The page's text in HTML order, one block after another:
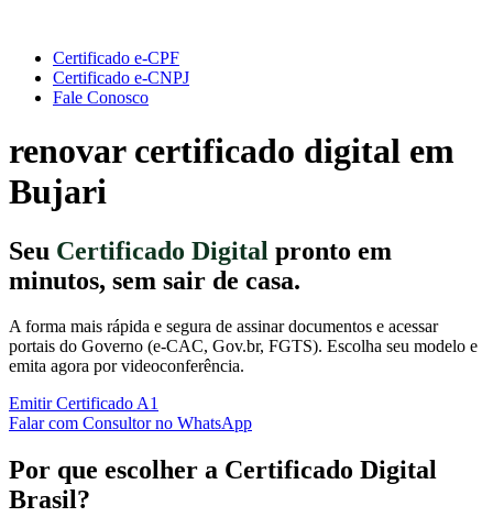
Certificado e-CPF
Certificado e-CNPJ
Fale Conosco
renovar certificado digital em
Bujari
Seu Certificado Digital pronto em
minutos, sem sair de casa.
A forma mais rápida e segura de assinar documentos e acessar
portais do Governo (e-CAC, Gov.br, FGTS). Escolha seu modelo e
emita agora por videoconferência.
Emitir Certificado A1
Falar com Consultor no WhatsApp
Por que escolher a Certificado Digital
Brasil?